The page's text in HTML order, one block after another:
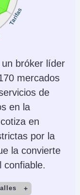
Tarifas
bróker líder
mercados
de
en la
en
por la
la convierte
confiable.